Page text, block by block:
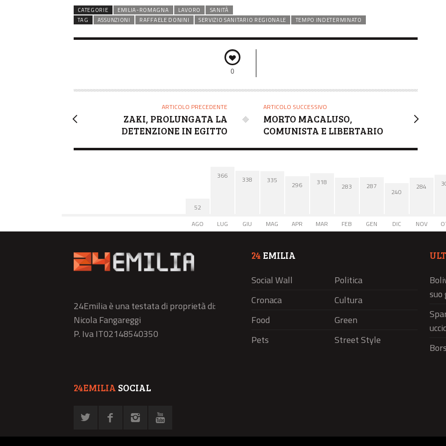
CATEGORIE EMILIA-ROMAGNA LAVORO
SANITÀ
TAG
ASSUNZIONI RAFFAELE DONINI SERVIZIO SANITARIO REGIONALE TEMPO INDETERMINATO
0
ARTICOLO PRECEDENTE
ZAKI, PROLUNGATA LA
DETENZIONE IN EGITTO
ARTICOLO SUCCESSIVO
MORTO MACALUSO,
COMUNISTA E LIBERTARIO
52
AGO
366
LUG
338
GIU
335
MAG
296
APR
318
MAR
283
FEB
287
GEN
240
DIC
284
NOV
24Emilia è una testata di proprietà di:
Nicola Fangareggi
P. Iva IT02148540350
24 EMILIA
Social Wall
Politica
Cronaca
Cultura
Food
Green
Pets
Street Style
suo
24EMILIA SOCIAL